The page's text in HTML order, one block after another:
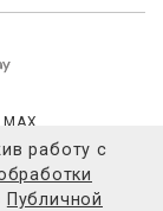
MAX
работу с
Публичной